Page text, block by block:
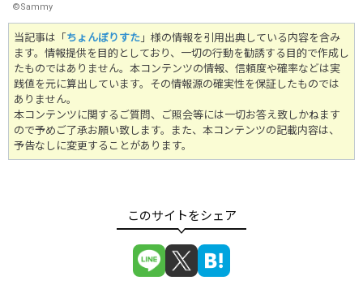
©Sammy
当記事は「 ちょんぼりすた 」様の情報を引用出典している内容を含み
ます。情報提供を目的としており、一切の行動を勧誘する目的で作成し
たものではありません。 本コンテンツの情報、信頼度や確率などは実
践値を元に算出しています。その情報源の確実性を保証したものでは
ありません。
本コンテンツに関するご質問、ご照会等には一切お答え致しかねます
ので予めご了承お願い致します。また、本コンテンツの記載内容は、
予告なしに変更することがあります。